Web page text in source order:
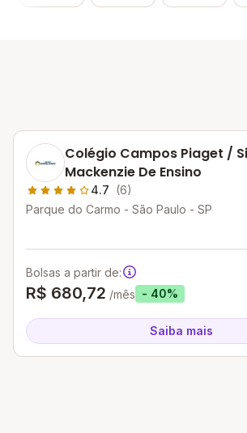
Colégio Campos Piaget /
Mackenzie De Ensino
4.7 (6)
Parque do Carmo - São Paulo - SP
Bolsas a partir de:
R$ 680,72 /mês - 40%
Saiba mais